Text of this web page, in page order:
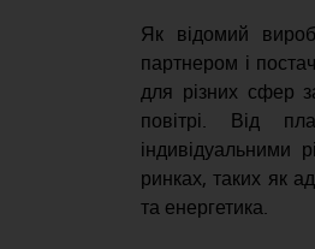
Як відомий
партнером і
для різних сфер
повітрі. Від
індивідуальними
ринках, таких як
та енергетика.